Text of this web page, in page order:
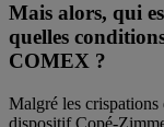
Mais alors, qui
quelles
COMEX ?
Malgré les crispations